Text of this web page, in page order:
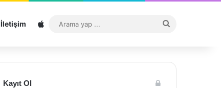
İletişim Sitemap
...
Kayıt Ol